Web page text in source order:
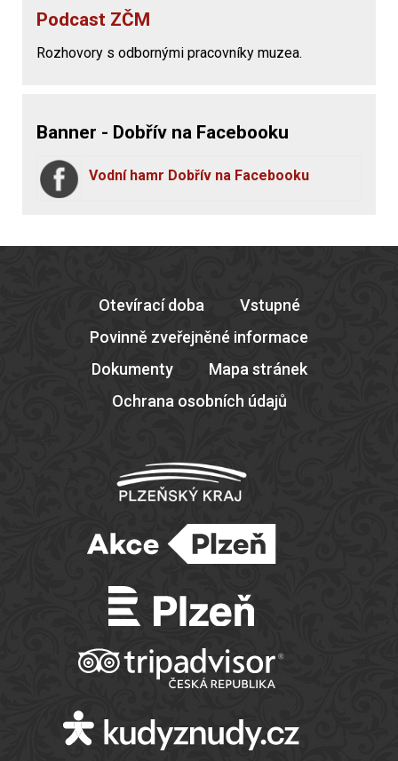
Podcast ZČM
Rozhovory s odbornými pracovníky muzea.
Banner - Dobřív na Facebooku
Vodní hamr Dobřív na Facebooku
Otevírací doba
Vstupné
Povinně zveřejněné informace
Dokumenty
Mapa stránek
Ochrana osobních údajů